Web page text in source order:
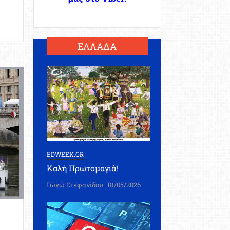
ΕΛΛΑΔΑ
EDWEEK.GR
Καλή Πρωτομαγιά!
Γωγώ Στεφανίδου 01/05/2026